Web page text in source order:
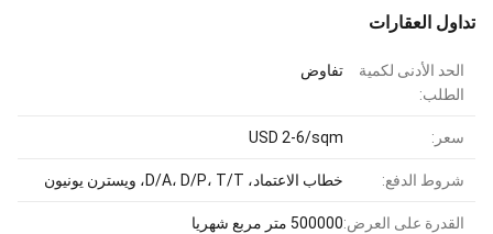
تداول العقارات
الحد الأدنى لكمية
الطلب:
تفاوض
سعر: USD 2-6/sqm
شروط الدفع: خطاب الاعتماد، D/A، D/P، T/T، ويسترن يونيون
القدرة على العرض:500000 متر مربع شهريا